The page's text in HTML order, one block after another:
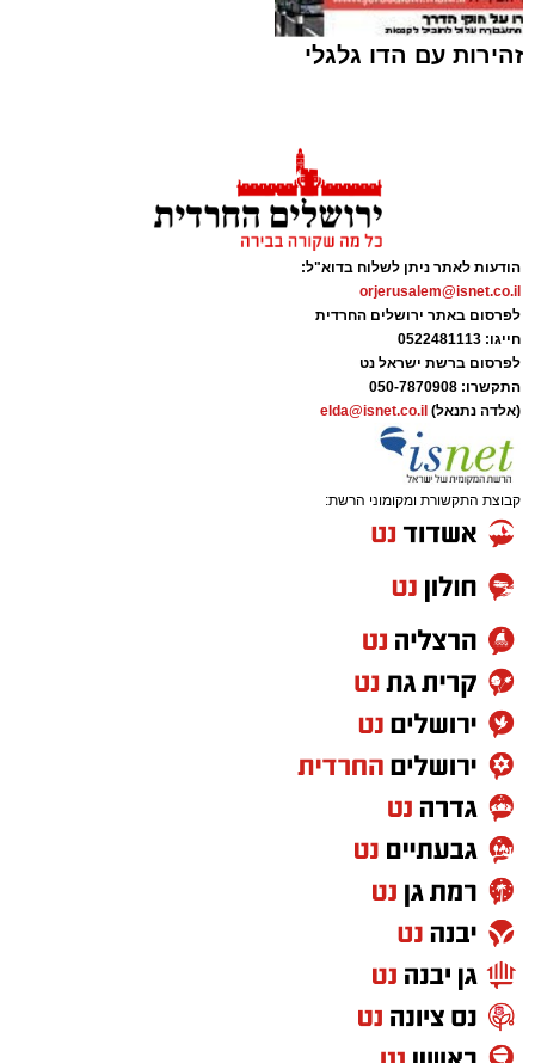
תגים:עיריית ירושלים
מורדות ארנונה, לביא
ירושלים החרדית
המציאות הבטחונית:
בשכונת מורדות ארנונה צפוי להיפתח עם תחילת
עיריית ירושלים ותאגיד החינוך העירוני "לביא",
שנועד להרחיב את המענה למשפחות הצעירות
בעיר.
עוד בנושא:
אחרי שנה של תסכולים: בשכונה הירושלמית זכו
למענה
השכונה של "הירושלמים העשירים" תקועה ללא
אוטובוסים
"סנחריב רצה להראות מי כאן בעל הבית": הממצא
המדהים שנחשף במורדות ארנונה
על פי הפרסום ב'כל העיר', המעון יפעל במודל
פדגוגי המבוסס על קבוצות של עד שמונה ילדים
בלבד, כאשר לכל קבוצה תלווה דמות חינוכית
זהירות עם הדו גלגלי
הודעות לאתר ניתן לשלוח בדוא"ל:
orjerusalem@isnet.co.il
לפרסום באתר ירושלים החרדית
חייגו: 0522481113
לפרסום ברשת ישראל נט
התקשרו: 050-7870908
(אלדה נתנאל) elda@isnet.co.il
קבוצת התקשורת ומקומוני הרשת: